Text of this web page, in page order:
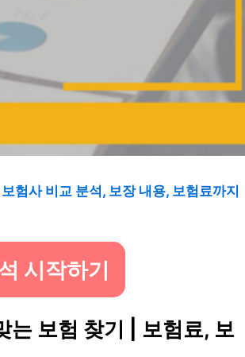
험사 비교 분석, 보장 내용, 보험료까지
시작하기
는 보험 찾기 | 보험료, 보